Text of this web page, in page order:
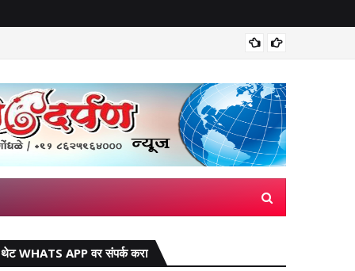
थेट WHATS APP वर संपर्क करा